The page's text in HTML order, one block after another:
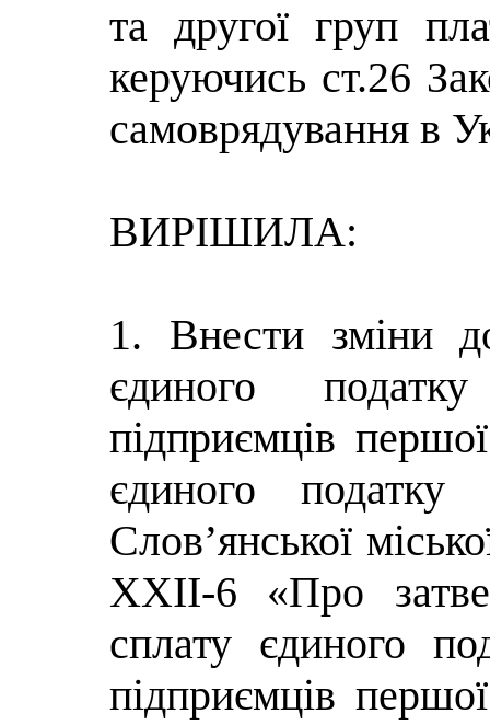
та другої груп
керуючись ст.26
самоврядування в
ВИРІШИЛА:
1. Внести зміни
єдиного
підприємців
єдиного податку
Слов’янської
ХХІІ-6 «Про
сплату єдиного
підприємців